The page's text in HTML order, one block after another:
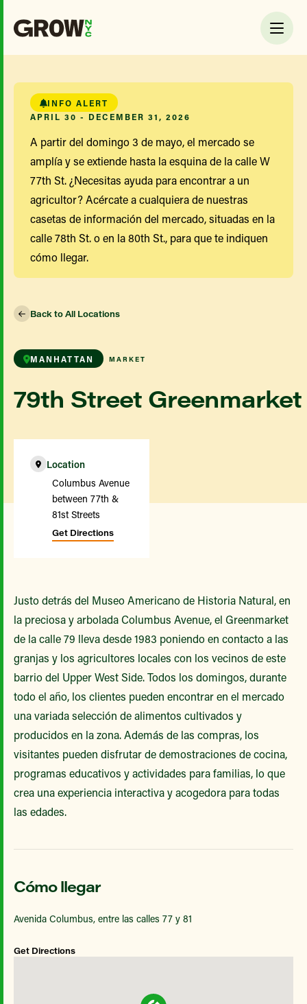
INFO ALERT
APRIL 30 - DECEMBER 31, 2026
A partir del domingo 3 de mayo, el mercado se
amplía y se extiende hasta la esquina de la calle W
77th St. ¿Necesitas ayuda para encontrar a un
agricultor? Acércate a cualquiera de nuestras
casetas de información del mercado, situadas en la
calle 78th St. o en la 80th St., para que te indiquen
cómo llegar.
Back to All Locations
MANHATTAN MARKET
79th Street Greenmarket
Location
Columbus Avenue
between 77th &
81st Streets
Get Directions
Justo detrás del Museo Americano de Historia Natural, en
la preciosa y arbolada Columbus Avenue, el Greenmarket
de la calle 79 lleva desde 1983 poniendo en contacto a las
granjas y los agricultores locales con los vecinos de este
barrio del Upper West Side. Todos los domingos, durante
todo el año, los clientes pueden encontrar en el mercado
una variada selección de alimentos cultivados y
producidos en la zona. Además de las compras, los
visitantes pueden disfrutar de demostraciones de cocina,
programas educativos y actividades para familias, lo que
crea una experiencia interactiva y acogedora para todas
las edades.
Cómo llegar
Avenida Columbus, entre las calles 77 y 81
Get Directions